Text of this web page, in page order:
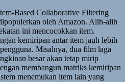
Based Collaborative Filtering
oleh Amazon. Alih-alih
ini mencocokkan item.
kemiripan antar item jauh lebih
Misalnya, dua film laga
besar akan tetap mirip
membangun matriks kemiripan
menemukan item lain yang